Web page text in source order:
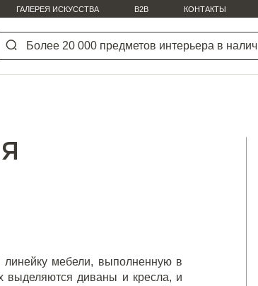
ГАЛЕРЕЯ ИСКУССТВА B2B КОНТАКТЫ
линейку мебели, выполненную в
выделяются диваны и кресла, и